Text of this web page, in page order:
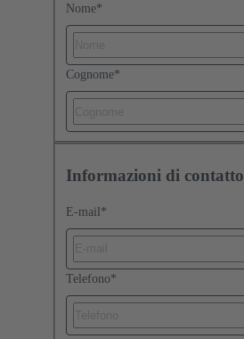
Nome*
Cognome*
Informazioni di contatto
E-mail *
Telefono*